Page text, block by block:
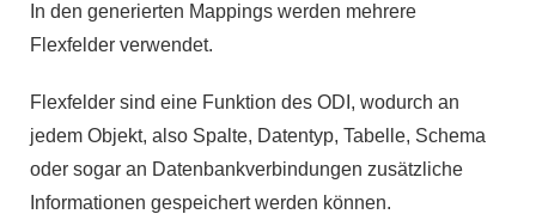
In den generierten Mappings werden mehrere
Flexfelder verwendet.
Flexfelder sind eine Funktion des ODI, wodurch an
jedem Objekt, also Spalte, Datentyp, Tabelle, Schema
oder sogar an Datenbankverbindungen zusätzliche
Informationen gespeichert werden können.